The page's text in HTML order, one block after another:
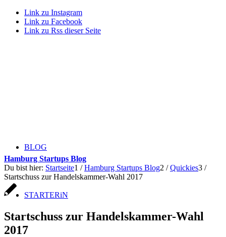
Link zu Instagram
Link zu Facebook
Link zu Rss dieser Seite
BLOG
STARTERiN
Hamburg Startups Blog
Du bist hier: Startseite1 / Hamburg Startups Blog2 / Quickies3 /
Startschuss zur Handelskammer-Wahl 2017
Startschuss zur Handelskammer-Wahl
2017